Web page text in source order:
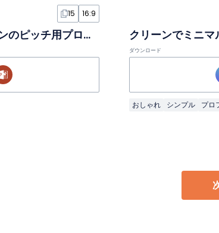
15 16:9
モダン幾何学グラデーションのピッチ用プロダクトブロシュアスライド クリーンでミニ
ダウンロード
おしゃれ シンプル プロ